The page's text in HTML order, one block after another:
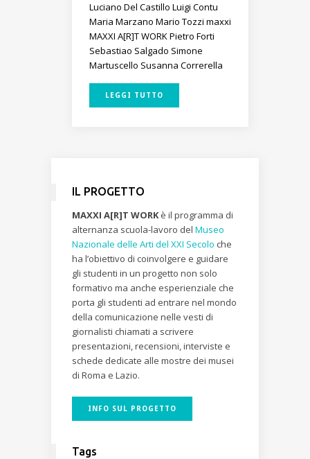
Luciano Del Castillo Luigi Contu
Maria Marzano Mario Tozzi maxxi
MAXXI A[R]T WORKPietro Forti
Sebastiao Salgado Simone
Martuscello Susanna Correrella
LEGGI TUTTO
IL PROGETTO
MAXXI A[R]T WORKè il programma di
alternanza scuola-lavoro del Museo
Nazionale delle Arti del XXI Secolo che
ha l’obiettivo di coinvolgere e guidare
gli studenti in un progetto non solo
formativo ma anche esperienziale che
porta gli studenti ad entrare nel mondo
della comunicazione nelle vesti di
giornalisti chiamati a scrivere
presentazioni, recensioni, interviste e
schede dedicate alle mostre dei musei
di Roma e Lazio.
INFO SUL PROGETTO
Tags